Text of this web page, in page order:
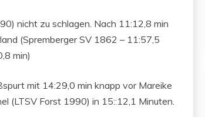
nicht zu schlagen. Nach 11:12,8 min
(Spremberger SV 1862 – 11:57,5
min)
mit 14:29,0 min knapp vor Mareike
(LTSV Forst 1990) in 15::12,1 Minuten.